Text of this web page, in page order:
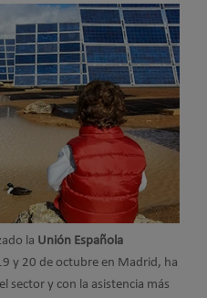
la Unión Española
y 20 de octubre en Madrid, ha
sector y con la asistencia más